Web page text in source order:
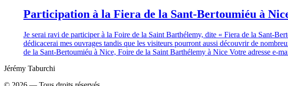
Participation à la Fiera de la Sant-Bertoumiéu à
Je serai ravi de participer à la Foire de la Saint Barthélemy, dite « Fiera de la Sant-
dédicacerai mes ouvrages tandis que les visiteurs pourront aussi découvrir de
de la Sant-Bertoumiéu à Nice, Foire de la Saint Barthélemy à Nice Votre adresse e-
Jérémy Taburchi